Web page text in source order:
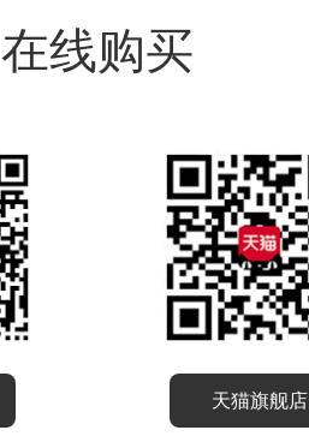
在线购买
天猫旗舰店